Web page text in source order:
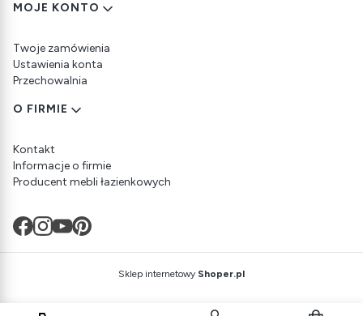
MOJE KONTO
Twoje zamówienia
Ustawienia konta
Przechowalnia
O FIRMIE
Kontakt
Informacje o firmie
Producent mebli łazienkowych
Sklep internetowy Shoper.pl